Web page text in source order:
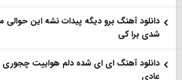
دانلود آهنگ برو دیگه پیدات نشه این حوالی
شدی برا کی
دانلود آهنگ ای ای شده دلم هواییت چجوری
عادی